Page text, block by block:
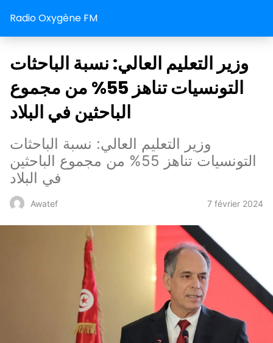
Radio Oxygène FM
وزير التعليم العالي: نسبة الباحثات
التونسيات تناهز 55% من مجموع
الباحثين في البلاد
وزير التعليم العالي: نسبة الباحثات
التونسيات تناهز 55% من مجموع الباحثين
في البلاد
Awatef 7 février 2024